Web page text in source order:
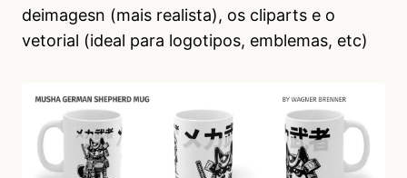
deimagesn (mais realista), os cliparts e o
vetorial (ideal para logotipos, emblemas, etc)